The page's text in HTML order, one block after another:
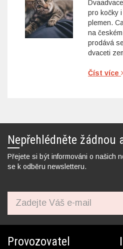
pro kočky
plemen.
na
prodává
dvaceti
Číst více
Nepřehlédněte žádnou
Přejete si být informováni o našich
se k odběru newsletteru.
Provozovatel